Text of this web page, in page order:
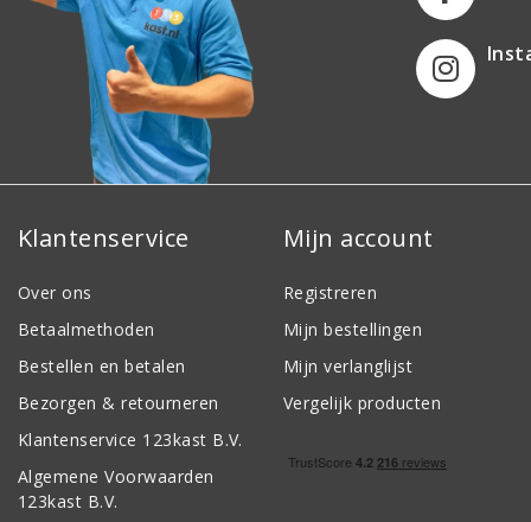
Klantenservice
Over ons
Betaalmethoden
Bestellen en betalen
Bezorgen & retourneren
Klantenservice 123kast B.V.
Algemene Voorwaarden
123kast B.V.
Mijn account
Registreren
Mijn bestellingen
Mijn verlanglijst
Vergelijk producten